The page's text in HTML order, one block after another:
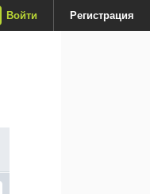
Войти Регистрация